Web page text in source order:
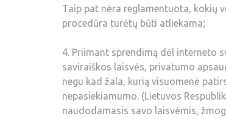
Taip pat nėra reglamentuota, kokių
procedūra turėtų būti atliekama;
4. Priimant sprendimą dėl interneto
saviraiškos laisvės, privatumo
negu kad žala, kurią visuomenė
nepasiekiamumo. (Lietuvos
naudodamasis savo laisvėmis,